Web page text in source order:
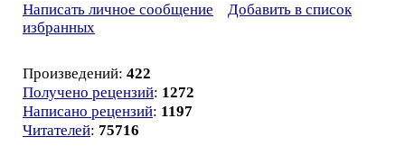
Написать личное сообщение
Добавить в список
избранных
Произведений: 422
Получено рецензий: 1272
Написано рецензий: 1197
Читателей: 75716